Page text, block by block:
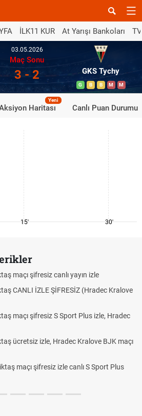
İLK11 KUR At Yarışı Bankoları
03.05.2026
Maç Sonu
3 - 2 GKS Tychy
G B B M M
Haritası
Yeni
Canlı Puan Durumu
15' 30'
maçı şifresiz canlı yayın izle
CANLI İZLE ŞİFRESİZ (Hradec Kralove
maçı şifresiz S Sport Plus izle, Hradec
ücretsiz izle, Hradec Kralove BJK maçı
maçı şifresiz izle canlı S Sport Plus